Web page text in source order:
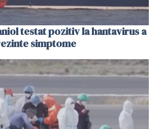
testat pozitiv la hantavirus a
simptome